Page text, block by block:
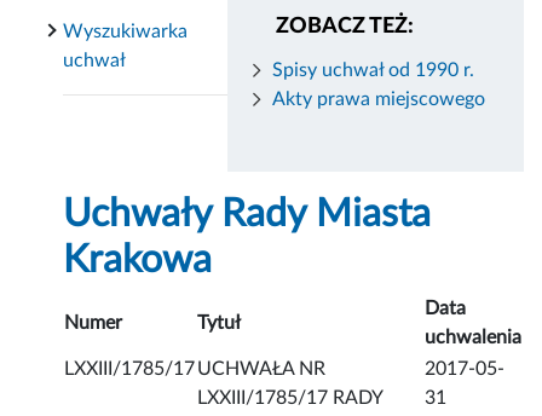
ZOBACZ TEŻ:
Spisy uchwał od 1990 r.
Akty prawa miejscowego
Wyszukiwarka
uchwał
Uchwały Rady Miasta
Krakowa
Numer Tytuł
Data
uchwalenia
LXXIII/1785/17UCHWAŁA NR
LXXIII/1785/17 RADY
2017-05-
31